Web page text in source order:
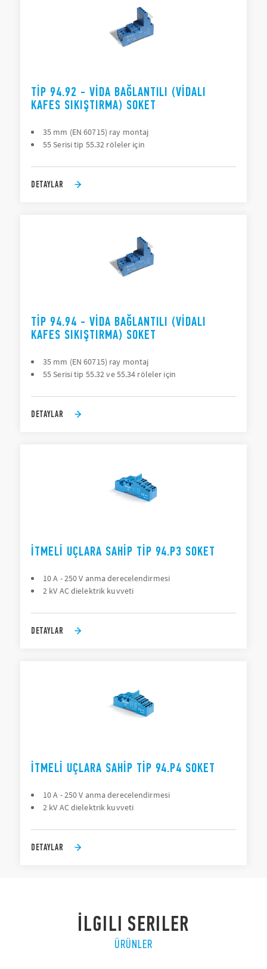
TIP 94.92 - VIDA BAĞLANTILI (VIDALI
KAFES SIKIŞTIRMA) SOKET
35 mm (EN 60715) ray montaj
55 Serisi tip 55.32 röleler için
DETAYLAR
TIP 94.94 - VIDA BAĞLANTILI (VIDALI
KAFES SIKIŞTIRMA) SOKET
35 mm (EN 60715) ray montaj
55 Serisi tip 55.32 ve 55.34 röleler için
DETAYLAR
İTMELI UÇLARA SAHIP TIP 94.P3 SOKET
10 A - 250 V anma derecelendirmesi
2 kV AC dielektrik kuvveti
DETAYLAR
İTMELI UÇLARA SAHIP TIP 94.P4 SOKET
10 A - 250 V anma derecelendirmesi
2 kV AC dielektrik kuvveti
DETAYLAR
İLGILI SERILER
ÜRÜNLER